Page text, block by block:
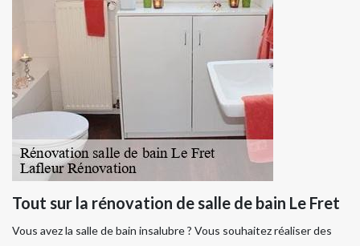
Tout sur la rénovation de salle de bain Le Fret
Vous avez la salle de bain insalubre ? Vous souhaitez réaliser des